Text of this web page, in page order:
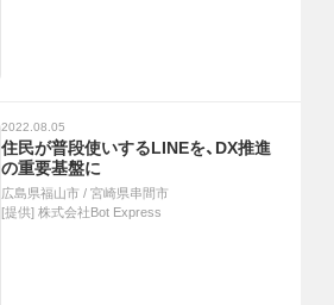
2022.08.05
住民が普段使いするLINEを、DX推進
の重要基盤に
広島県福山市 / 宮崎県串間市
[提供] 株式会社Bot Express